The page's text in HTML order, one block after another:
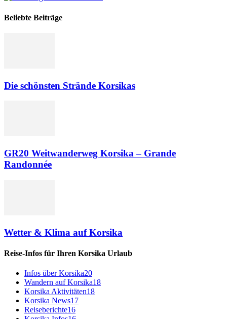
Beliebte Beiträge
Die schönsten Strände Korsikas
GR20 Weitwanderweg Korsika – Grande
Randonnée
Wetter & Klima auf Korsika
Reise-Infos für Ihren Korsika Urlaub
Infos über Korsika20
Wandern auf Korsika18
Korsika Aktivitäten18
Korsika News17
Reiseberichte16